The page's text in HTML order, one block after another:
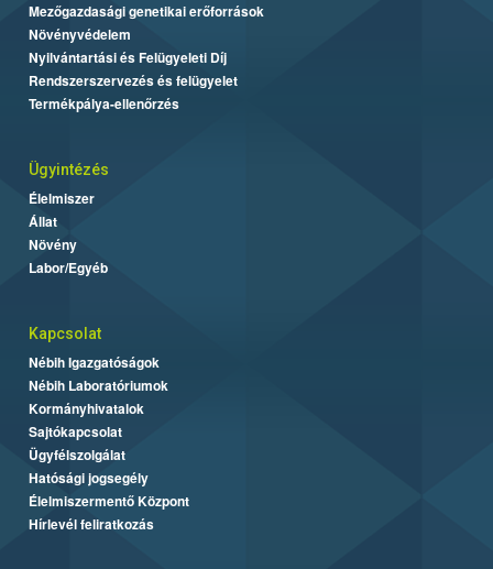
Mezőgazdasági genetikai erőforrások
Növényvédelem
Nyilvántartási és Felügyeleti Díj
Rendszerszervezés és felügyelet
Termékpálya-ellenőrzés
Ügyintézés
Élelmiszer
Állat
Növény
Labor/Egyéb
Kapcsolat
Nébih Igazgatóságok
Nébih Laboratóriumok
Kormányhivatalok
Sajtókapcsolat
Ügyfélszolgálat
Hatósági jogsegély
Élelmiszermentő Központ
Hírlevél feliratkozás